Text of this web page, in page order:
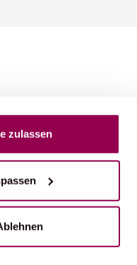
zulassen
AG